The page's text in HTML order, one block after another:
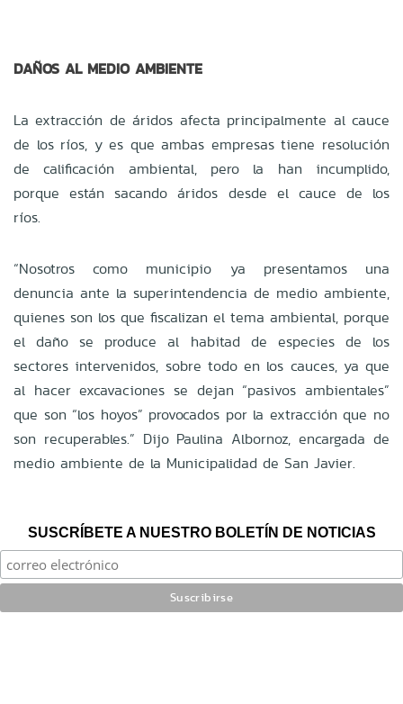
DAÑOS AL MEDIO AMBIENTE
La extracción de áridos afecta principalmente al cauce
de los ríos, y es que ambas empresas tiene resolución
de calificación ambiental, pero la han incumplido,
porque están sacando áridos desde el cauce de los
ríos.
“Nosotros como municipio ya presentamos una
denuncia ante la superintendencia de medio ambiente,
quienes son los que fiscalizan el tema ambiental, porque
el daño se produce al habitad de especies de los
sectores intervenidos, sobre todo en los cauces, ya que
al hacer excavaciones se dejan “pasivos ambientales”
que son “los hoyos” provocados por la extracción que no
son recuperables.” Dijo Paulina Albornoz, encargada de
medio ambiente de la Municipalidad de San Javier.
SUSCRÍBETE A NUESTRO BOLETÍN DE NOTICIAS